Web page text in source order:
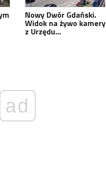
Nowy Dwór Gdański.
Widok na żywo kamery
z Urzędu…
ad